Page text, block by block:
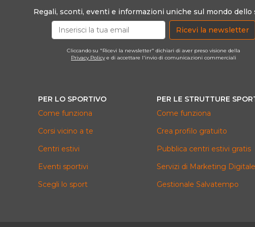
Regali, sconti, eventi e informazioni uniche sul mondo dello
Ricevi la newsletter
Cliccando su "Ricevi la newsletter" dichiari di aver preso visione della
Privacy Policye di accettare l'invio di comunicazioni commerciali
PER LO SPORTIVO
Come funziona
Corsi vicino a te
Centri estivi
Eventi sportivi
Scegli lo sport
PER LE STRUTTURE
Come funziona
Crea profilo gratuito
Pubblica centri estivi gratis
Servizi di Marketing Digitale
Gestionale Salvatempo